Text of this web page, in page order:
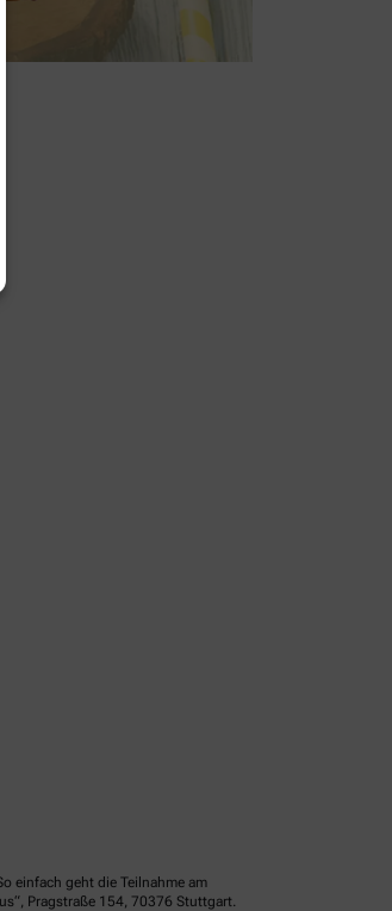
einfach geht die Teilnahme am
Pragstraße 154, 70376 Stuttgart.